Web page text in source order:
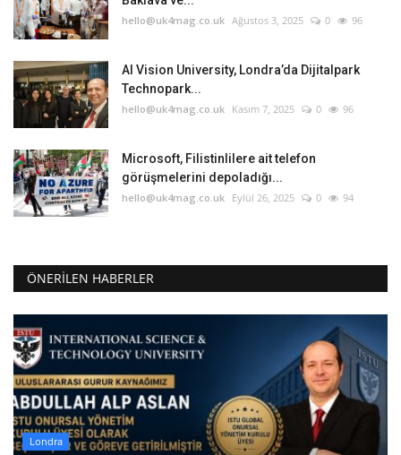
hello@uk4mag.co.uk Ağustos 3, 2025 0 96
AI Vision University, Londra’da Dijitalpark
Technopark...
hello@uk4mag.co.uk Kasım 7, 2025 0 96
Microsoft, Filistinlilere ait telefon
görüşmelerini depoladığı...
hello@uk4mag.co.uk Eylül 26, 2025 0 94
ÖNERILEN HABERLER
Londra